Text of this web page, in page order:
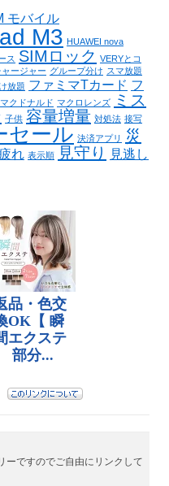
モバイル
M3 HUAWEI nova
ス SIMロック VERYとコ
ャージャー グループ分け スマ放題
放題 ファミマTカード フ
マクドナルド マクロレンズ
ミス
子供 容量増量 対処法 接写
セール 決済アプリ
災
れ 表示順 見守り
見逃し
ーですのでご自由にリンクして